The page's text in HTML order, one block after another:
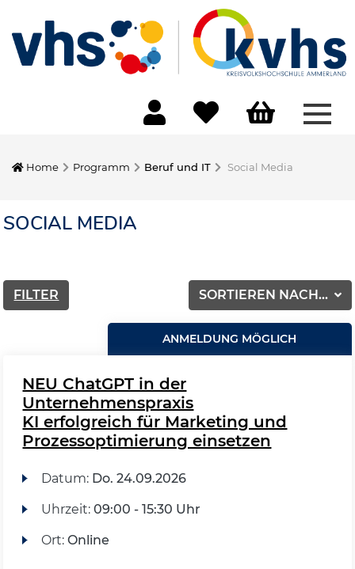
Home Programm Beruf und IT Social Media
SOCIAL MEDIA
SORTIEREN NACH...
FILTER
ANMELDUNG MÖGLICH
NEU ChatGPT in der
Unternehmenspraxis
KI erfolgreich für Marketing und
Prozessoptimierung einsetzen
Datum: Do. 24.09.2026
Uhrzeit: 09:00 - 15:30 Uhr
Ort: Online